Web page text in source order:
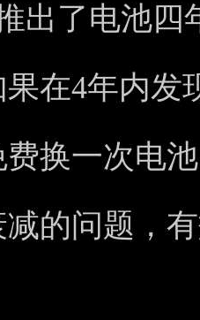
出了电池
在4年内发
换一次电
的问题，